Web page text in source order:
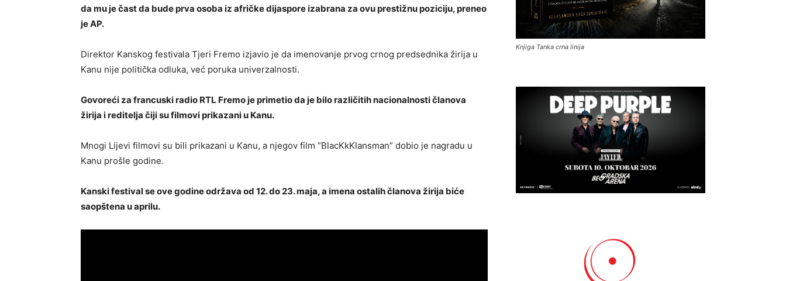
da mu je čast da bude prva osoba iz afričke dijaspore izabrana za ovu prestižnu poziciju, preneo
je AP.
Direktor Kanskog festivala Tjeri Fremo izjavio je da imenovanje prvog crnog predsednika žirija u
Kanu nije politička odluka, već poruka univerzalnosti.
Govoreći za francuski radio RTL Fremo je primetio da je bilo različitih nacionalnosti članova
žirija i reditelja čiji su filmovi prikazani u Kanu.
Mnogi Lijevi filmovi su bili prikazani u Kanu, a njegov film “BlacKkKlansman” dobio je nagradu u
Kanu prošle godine.
Kanski festival se ove godine održava od 12. do 23. maja, a imena ostalih članova žirija biće
saopštena u aprilu.
Knjiga Tanka crna linija